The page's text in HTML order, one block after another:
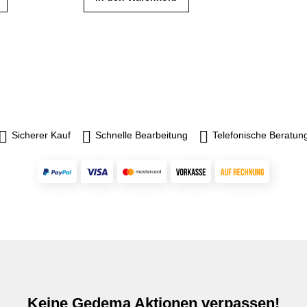
Sicherer Kauf Schnelle Bearbeitung Telefonische
Keine Gedema Aktionen verpassen!